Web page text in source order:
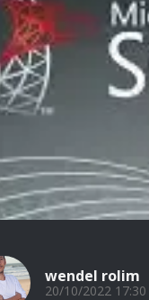
wendel rolim
20/10/2022 17:30